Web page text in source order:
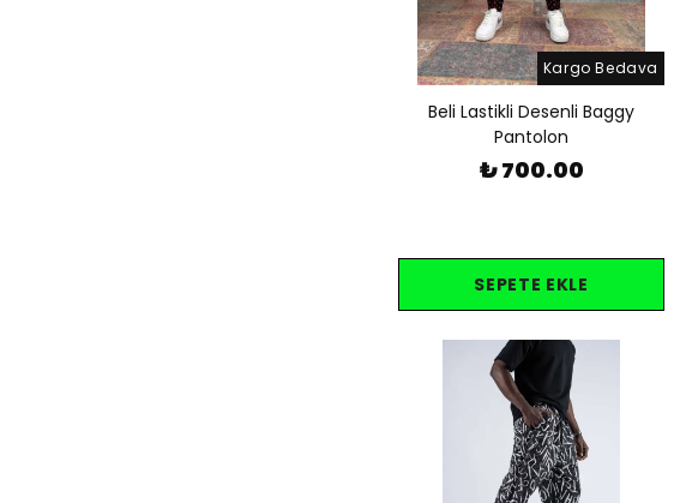
Kargo Bedava
Beli Lastikli Desenli Baggy
Pantolon
₺ 700.00
SEPETE EKLE